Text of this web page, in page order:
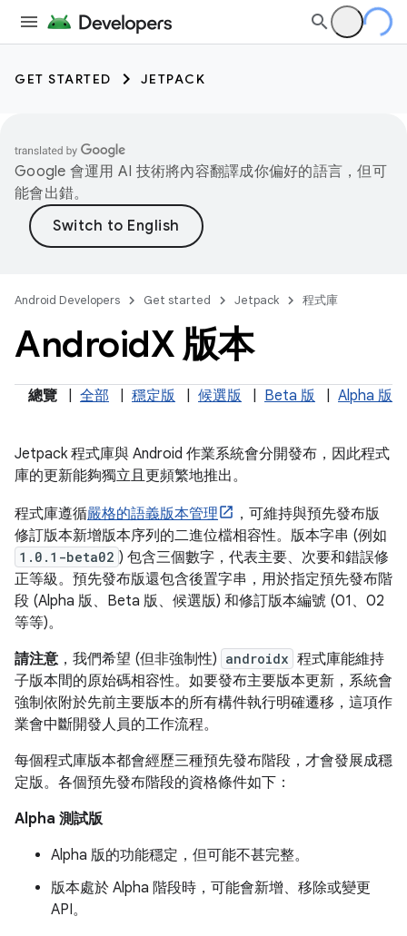
GET STARTED JETPACK
Google 會運用 AI 技術將內容翻譯成你偏好的語言，但可
能會出錯。
Android Developers Get started Jetpack 程式庫
AndroidX 版本
總覽 全部 穩定版 候選版 Beta 版 Alpha 版
Jetpack 程式庫與 Android 作業系統會分開發布，因此程式
庫的更新能夠獨立且更頻繁地推出。
程式庫遵循嚴格的語義版本管理
，可維持與預先發布版
修訂版本新增版本序列的二進位檔相容性。版本字串 (例如
1.0.1-beta02 ) 包含三個數字，代表主要、次要和錯誤修
正等級。預先發布版還包含後置字串，用於指定預先發布階
段 (Alpha 版、Beta 版、候選版) 和修訂版本編號 (01、02
等等)。
請注意，我們希望 (但非強制性) androidx 程式庫能維持
子版本間的原始碼相容性。如要發布主要版本更新，系統會
強制依附於先前主要版本的所有構件執行明確遷移，這項作
業會中斷開發人員的工作流程。
每個程式庫版本都會經歷三種預先發布階段，才會發展成穩
定版。各個預先發布階段的資格條件如下：
Alpha 測試版
Alpha 版的功能穩定，但可能不甚完整。
版本處於 Alpha 階段時，可能會新增、移除或變更
API。